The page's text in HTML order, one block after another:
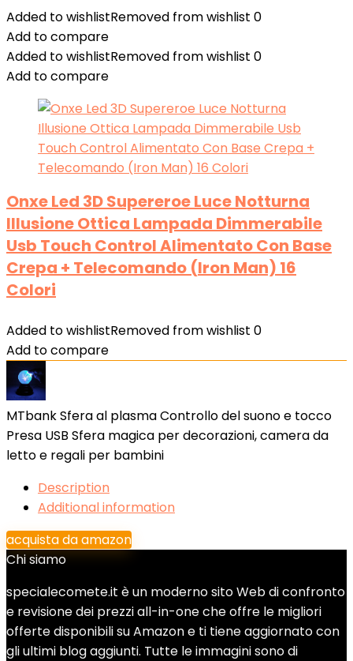
Added to wishlistRemoved from wishlist 0
Add to compare
Added to wishlistRemoved from wishlist 0
Add to compare
Onxe Led 3D Supereroe Luce Notturna
Illusione Ottica Lampada Dimmerabile
Usb Touch Control Alimentato Con Base
Crepa + Telecomando (Iron Man) 16
Colori
Added to wishlistRemoved from wishlist 0
Add to compare
MTbank Sfera al plasma Controllo del suono e tocco
Presa USB Sfera magica per decorazioni, camera da
letto e regali per bambini
Description
Additional information
acquista da amazon
Chi siamo
specialecomete.it è un moderno sito Web di confronto
e revisione dei prezzi all-in-one che offre le migliori
offerte disponibili su Amazon e ti tiene aggiornato con
gli ultimi blog aggiunti. Tutte le immagini sono di